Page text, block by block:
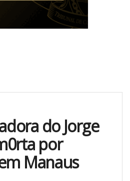
do Jorge
por
Manaus